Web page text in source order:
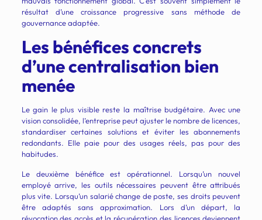
résultat d’une croissance progressive sans méthode de
gouvernance adaptée.
Les bénéfices concrets
d’une centralisation bien
menée
Le gain le plus visible reste la maîtrise budgétaire. Avec une
vision consolidée, l’entreprise peut ajuster le nombre de licences,
standardiser certaines solutions et éviter les abonnements
redondants. Elle paie pour des usages réels, pas pour des
habitudes.
Le deuxième bénéfice est opérationnel. Lorsqu’un nouvel
employé arrive, les outils nécessaires peuvent être attribués
plus vite. Lorsqu’un salarié change de poste, ses droits peuvent
être adaptés sans approximation. Lors d’un départ, la